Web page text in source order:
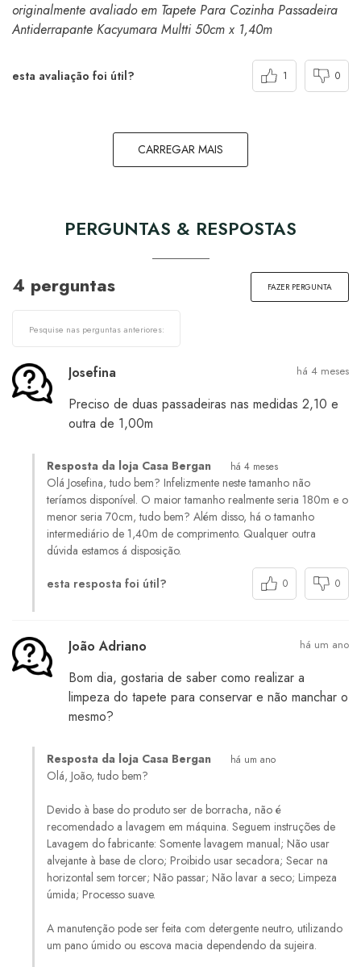
originalmente avaliado em Tapete Para Cozinha Passadeira
Antiderrapante Kacyumara Multti 50cm x 1,40m
esta avaliação foi útil? 1 0
CARREGAR MAIS
PERGUNTAS & RESPOSTAS
4 perguntas FAZER PERGUNTA
Josefina há 4 meses
Preciso de duas passadeiras nas medidas 2,10 e
outra de 1,00m
Resposta da loja Casa Bergan há 4 meses
Olá Josefina, tudo bem? Infelizmente neste tamanho não
teríamos disponível. O maior tamanho realmente seria 180m e o
menor seria 70cm, tudo bem? Além disso, há o tamanho
intermediário de 1,40m de comprimento. Qualquer outra
dúvida estamos á disposição.
esta resposta foi útil? 0 0
João Adriano há um ano
Bom dia, gostaria de saber como realizar a
limpeza do tapete para conservar e não manchar o
mesmo?
Resposta da loja Casa Bergan há um ano
Olá, João, tudo bem?
Devido à base do produto ser de borracha, não é
recomendado a lavagem em máquina. Seguem instruções de
Lavagem do fabricante: Somente lavagem manual; Não usar
alvejante à base de cloro; Proibido usar secadora; Secar na
horizontal sem torcer; Não passar; Não lavar a seco; Limpeza
úmida; Processo suave.
A manutenção pode ser feita com detergente neutro, utilizando
um pano úmido ou escova macia dependendo da sujeira.